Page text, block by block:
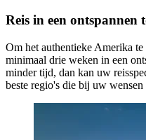
Reis in een ontspannen
Om het authentieke Amerika
minimaal drie weken in een
minder tijd, dan kan uw
beste regio's die bij uw wensen